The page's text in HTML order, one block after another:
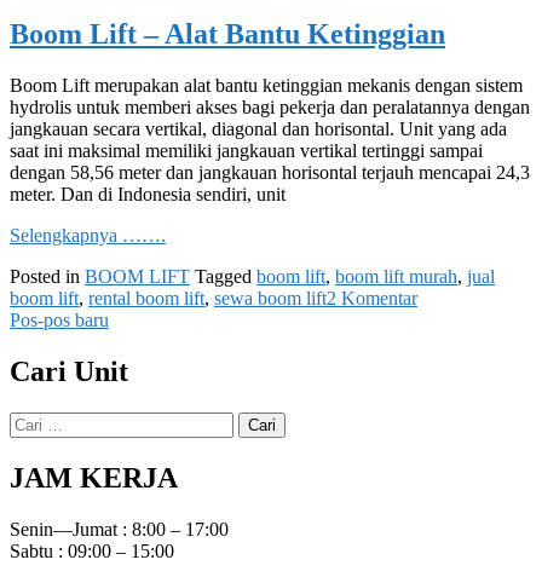
Boom
Lift
meter
sampai
40
meter
Boom Lift – Alat Bantu Ketinggian
Boom Lift merupakan alat bantu ketinggian mekanis dengan sistem
hydrolis untuk memberi akses bagi pekerja dan peralatannya dengan
jangkauan secara vertikal, diagonal dan horisontal. Unit yang ada
saat ini maksimal memiliki jangkauan vertikal tertinggi sampai
dengan 58,56 meter dan jangkauan horisontal terjauh mencapai 24,3
meter. Dan di Indonesia sendiri, unit
Selengkapnya …….
Posted in BOOM LIFT Tagged boom lift, boom lift murah, jual
boom lift, rental boom lift, sewa boom lift2 Komentarpada
Navigasi
pos
Pos-pos baru
Cari Unit
Cari
untuk:
JAM KERJA
Senin—Jumat : 8:00 – 17:00
Sabtu : 09:00 – 15:00